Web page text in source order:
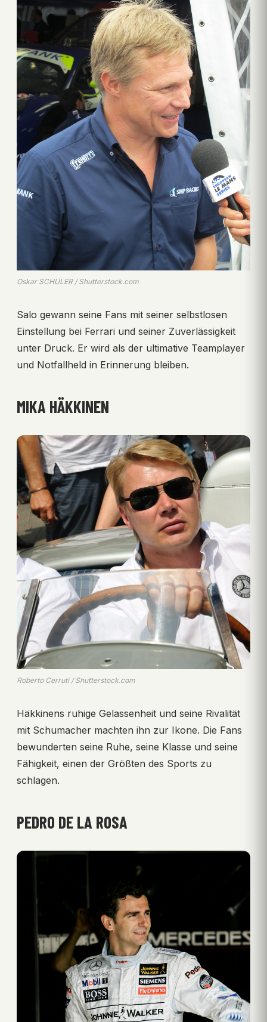
Oskar SCHULER / Shutterstock.com
Salo gewann seine Fans mit seiner selbstlosen
Einstellung bei Ferrari und seiner Zuverlässigkeit
unter Druck. Er wird als der ultimative Teamplayer
und Notfallheld in Erinnerung bleiben.
MIKA HÄKKINEN
Roberto Cerruti / Shutterstock.com
Häkkinens ruhige Gelassenheit und seine Rivalität
mit Schumacher machten ihn zur Ikone. Die Fans
bewunderten seine Ruhe, seine Klasse und seine
Fähigkeit, einen der Größten des Sports zu
schlagen.
PEDRO DE LA ROSA